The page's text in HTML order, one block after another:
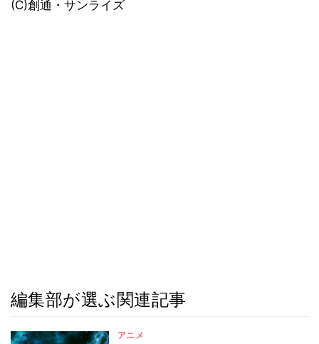
(C)創通・サンライズ
編集部が選ぶ関連記事
アニメ